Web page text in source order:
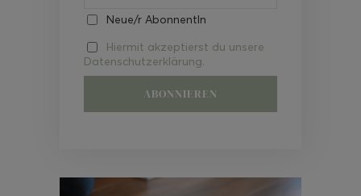
Neue/r AbonnentIn
Hiermit akzeptierst du unsere
Datenschutzerklärung.
Video-